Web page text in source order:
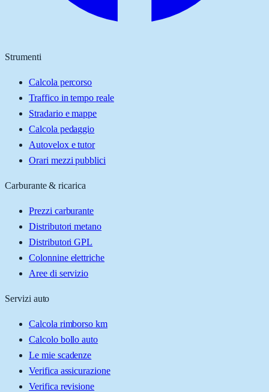
Strumenti
Calcola percorso
Traffico in tempo reale
Stradario e mappe
Calcola pedaggio
Autovelox e tutor
Orari mezzi pubblici
Carburante & ricarica
Prezzi carburante
Distributori metano
Distributori GPL
Colonnine elettriche
Aree di servizio
Servizi auto
Calcola rimborso km
Calcolo bollo auto
Le mie scadenze
Verifica assicurazione
Verifica revisione